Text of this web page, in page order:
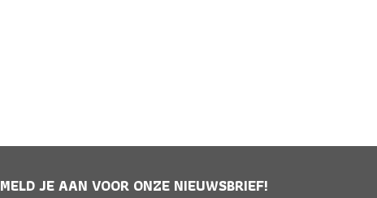
MELD JE AAN VOOR ONZE NIEUWSBRIEF!